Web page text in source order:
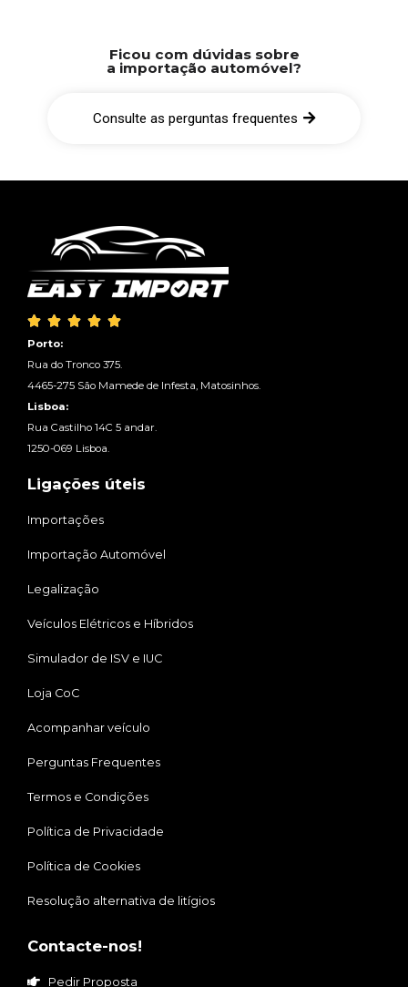
Ficou com dúvidas sobre
a importação automóvel?
Consulte as perguntas frequentes
    
Porto:
Rua do Tronco 375.
4465-275 São Mamede de Infesta, Matosinhos.
Lisboa:
Rua Castilho 14C 5 andar.
1250-069 Lisboa.
Ligações úteis
Importações
Importação Automóvel
Legalização
Veículos Elétricos e Híbridos
Simulador de ISV e IUC
Loja CoC
Acompanhar veículo
Perguntas Frequentes
Termos e Condições
Política de Privacidade
Política de Cookies
Resolução alternativa de litígios
Contacte-nos!
Pedir Proposta